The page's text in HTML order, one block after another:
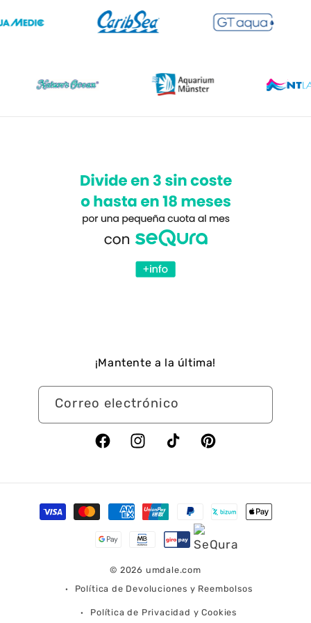
¡Mantente a la última!
Correo electrónico
FacebookInstagramTikTok Pinterest
Formas
de
© 2026 umdale.com
Política de Devoluciones y Reembolsos
Política de Privacidad y Cookies